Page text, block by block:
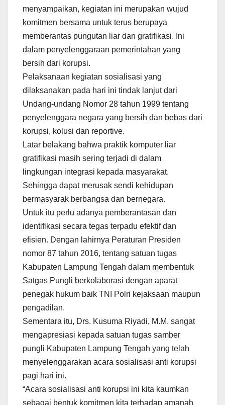
menyampaikan, kegiatan ini merupakan wujud
komitmen bersama untuk terus berupaya
memberantas pungutan liar dan gratifikasi. Ini
dalam penyelenggaraan pemerintahan yang
bersih dari korupsi.
Pelaksanaan kegiatan sosialisasi yang
dilaksanakan pada hari ini tindak lanjut dari
Undang-undang Nomor 28 tahun 1999 tentang
penyelenggara negara yang bersih dan bebas dari
korupsi, kolusi dan reportive.
Latar belakang bahwa praktik komputer liar
gratifikasi masih sering terjadi di dalam
lingkungan integrasi kepada masyarakat.
Sehingga dapat merusak sendi kehidupan
bermasyarak berbangsa dan bernegara.
Untuk itu perlu adanya pemberantasan dan
identifikasi secara tegas terpadu efektif dan
efisien. Dengan lahirnya Peraturan Presiden
nomor 87 tahun 2016, tentang satuan tugas
Kabupaten Lampung Tengah dalam membentuk
Satgas Pungli berkolaborasi dengan aparat
penegak hukum baik TNI Polri kejaksaan maupun
pengadilan.
Sementara itu, Drs. Kusuma Riyadi, M.M. sangat
mengapresiasi kepada satuan tugas samber
pungli Kabupaten Lampung Tengah yang telah
menyelenggarakan acara sosialisasi anti korupsi
pagi hari ini.
“Acara sosialisasi anti korupsi ini kita kaumkan
sebagai bentuk komitmen kita terhadap amanah